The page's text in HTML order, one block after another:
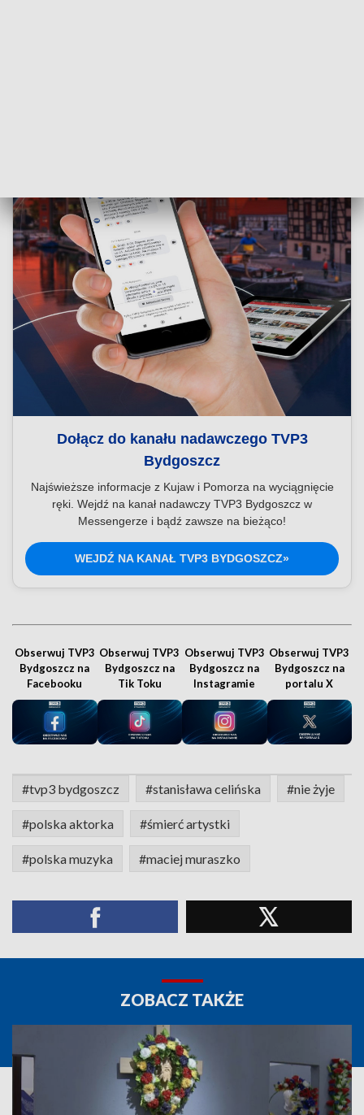
Dołącz do kanału nadawczego TVP3
Bydgoszcz
Najświeższe informacje z Kujaw i Pomorza na wyciągnięcie
ręki. Wejdź na kanał nadawczy TVP3 Bydgoszcz w
Messengerze i bądź zawsze na bieżąco!
WEJDŹ NA KANAŁ TVP3 BYDGOSZCZ»
Obserwuj TVP3
Bydgoszcz na
Facebooku
Obserwuj TVP3
Bydgoszcz na
Tik Toku
Obserwuj TVP3
Bydgoszcz na
Instagramie
Obserwuj TVP3
Bydgoszcz na
portalu X
#tvp3 bydgoszcz #stanisława celińska #nie żyje
#polska aktorka #śmierć artystki
#polska muzyka #maciej muraszko
ZOBACZ TAKŻE